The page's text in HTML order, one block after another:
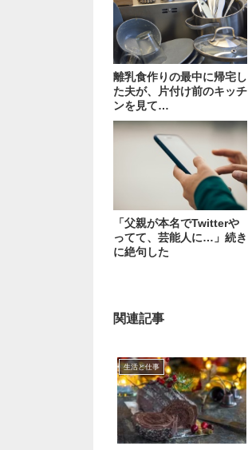
離乳食作りの最中に帰宅し
た夫が、片付け前のキッチ
ンを見て…
「父親が本名でTwitterや
ってて、芸能人に…」続き
に絶句した
関連記事
生活と仕事